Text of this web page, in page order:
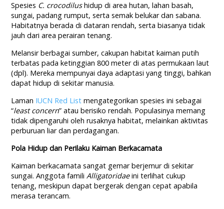
Spesies C. crocodilushidup di area hutan, lahan basah,
sungai, padang rumput, serta semak belukar dan sabana.
Habitatnya berada di dataran rendah, serta biasanya tidak
jauh dari area perairan tenang.
Melansir berbagai sumber, cakupan habitat kaiman putih
terbatas pada ketinggian 800 meter di atas permukaan laut
(dpl). Mereka mempunyai daya adaptasi yang tinggi, bahkan
dapat hidup di sekitar manusia.
Laman IUCN Red List mengategorikan spesies ini sebagai
“least concern” atau berisiko rendah. Populasinya memang
tidak dipengaruhi oleh rusaknya habitat, melainkan aktivitas
perburuan liar dan perdagangan.
Pola Hidup dan Perilaku Kaiman Berkacamata
Kaiman berkacamata sangat gemar berjemur di sekitar
sungai. Anggota familiAlligatoridaeini terlihat cukup
tenang, meskipun dapat bergerak dengan cepat apabila
merasa terancam.